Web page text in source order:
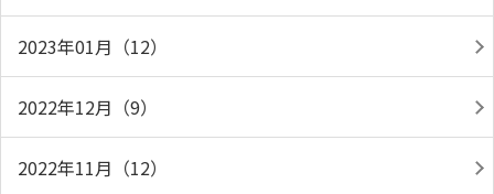
2023年01月（12）
2022年12月（9）
2022年11月（12）